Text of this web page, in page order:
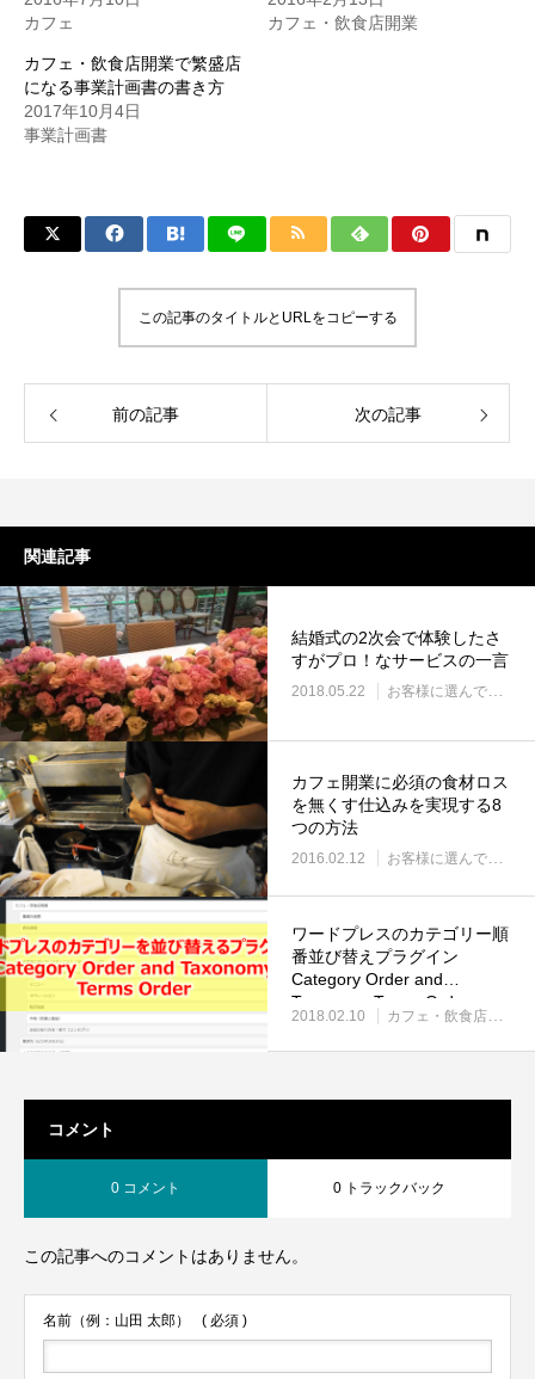
カフェ
カフェ・飲食店開業
カフェ・飲食店開業で繁盛店
になる事業計画書の書き方
2017年10月4日
事業計画書
この記事のタイトルとURLをコピーする
前の記事 次の記事
関連記事
結婚式の2次会で体験したさ
すがプロ！なサービスの一言
2018.05.22 お客様に選んでいただくには？（マーケティング）
カフェ開業に必須の食材ロス
を無くす仕込みを実現する8
つの方法
2016.02.12 お客様に選んでいただくには？（マーケティング）
ワードプレスのカテゴリー順
番並び替えプラグイン
Category Order and
Taxonomy Terms Order
2018.02.10 カフェ・飲食店WEBマーケティング
コメント
0 コメント 0 トラックバック
この記事へのコメントはありません。
名前（例：山田 太郎） ( 必須 )